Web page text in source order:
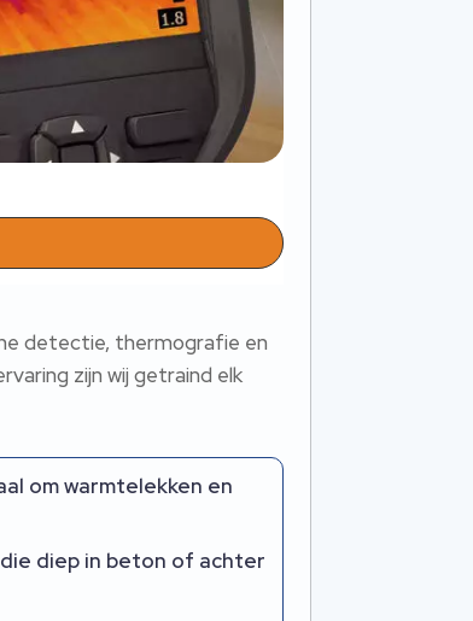
detectie, thermografie en
zijn wij getraind elk
om warmtelekken en
diep in beton of achter